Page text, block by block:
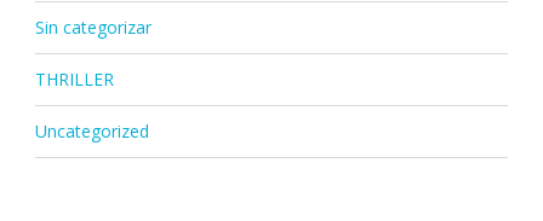
Sin categorizar
THRILLER
Uncategorized